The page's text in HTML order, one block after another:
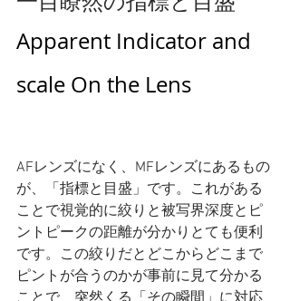
Apparent Indicator and
scale On the Lens
AFレンズになく、MFレンズにあるもの
が、「指標と目盛」です。これがある
ことで視覚的に絞りと被写界深度とピ
ントピークの距離が分かりとても便利
です。この絞りだとどこからどこまで
ピントが合うのかが事前に見て分かる